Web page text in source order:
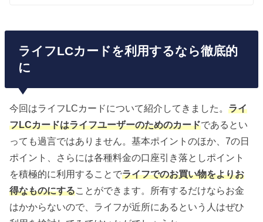
ライフLCカードを利用するなら徹底的
に
今回はライフLCカードについて紹介してきました。ライ
フLCカードはライフユーザーのためのカードであるとい
っても過言ではありません。基本ポイントのほか、7の日
ポイント、さらには各種料金の口座引き落としポイント
を積極的に利用することでライフでのお買い物をよりお
得なものにすることができます。所有するだけならお金
はかからないので、ライフが近所にあるという人はぜひ